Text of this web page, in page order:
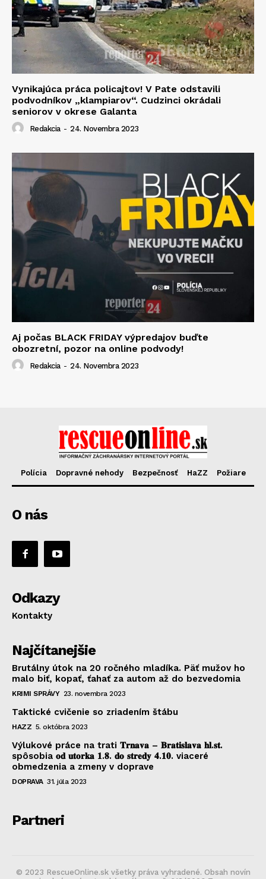
Vynikajúca práca policajtov! V Pate odstavili
podvodníkov „klampiarov“. Cudzinci okrádali
seniorov v okrese Galanta
Redakcia - 24. Novembra 2023
Aj počas BLACK FRIDAY výpredajov buďte
obozretní, pozor na online podvody!
Redakcia - 24. Novembra 2023
Polícia Dopravné nehody Bezpečnosť HaZZ Požiare
O nás
Odkazy
Kontakty
Najčítanejšie
Brutálny útok na 20 ročného mladíka. Päť mužov ho
malo biť, kopať, ťahať za autom až do bezvedomia
KRIMI SPRÁVY 23. novembra 2023
Taktické cvičenie so zriadením štábu
HAZZ 5. októbra 2023
Výlukové práce na trati 𝐓𝐫𝐧𝐚𝐯𝐚 – 𝐁𝐫𝐚𝐭𝐢𝐬𝐥𝐚𝐯𝐚 𝐡𝐥.𝐬𝐭.
spôsobia 𝐨𝐝 𝐮𝐭𝐨𝐫𝐤𝐚 𝟏.𝟖. 𝐝𝐨 𝐬𝐭𝐫𝐞𝐝𝐲 𝟒.𝟏𝟎. viaceré
obmedzenia a zmeny v doprave
DOPRAVA 31. júla 2023
Partneri
© 2023 RescueOnline.sk všetky práva vyhradené. Obsah novín